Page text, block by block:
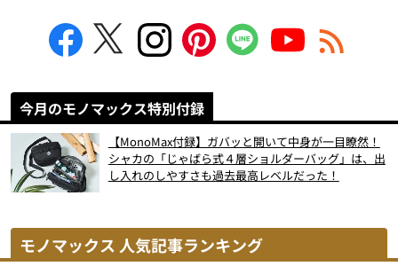
今月のモノマックス特別付録
【MonoMax付録】ガバッと開いて中身が一目瞭然！
シャカの「じゃばら式４層ショルダーバッグ」は、出
し入れのしやすさも過去最高レベルだった！
モノマックス 人気記事ランキング